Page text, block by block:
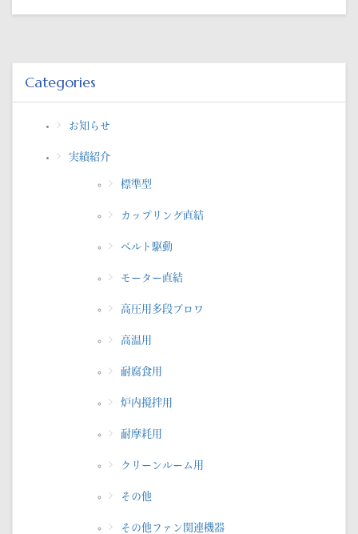
Categories
お知らせ
実績紹介
標準型
カップリング直結
べルト駆動
モーター直結
高圧用多段ブロワ
高温用
耐腐食用
炉内撹拌用
耐摩耗用
クリーンルーム用
その他
その他ファン関連機器